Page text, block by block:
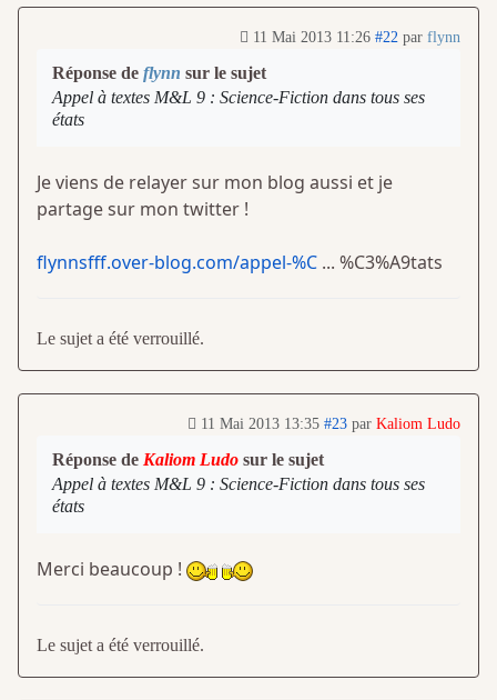
11 Mai 2013 11:26 #22 par flynn
Réponse de flynn sur le sujet
Appel à textes M&L 9 : Science-Fiction dans tous ses
états
Je viens de relayer sur mon blog aussi et je
partage sur mon twitter !
flynnsfff.over-blog.com/appel-%C ... %C3%A9tats
Le sujet a été verrouillé.
11 Mai 2013 13:35 #23 par Kaliom Ludo
Réponse de Kaliom Ludo sur le sujet
Appel à textes M&L 9 : Science-Fiction dans tous ses
états
Merci beaucoup !
Le sujet a été verrouillé.